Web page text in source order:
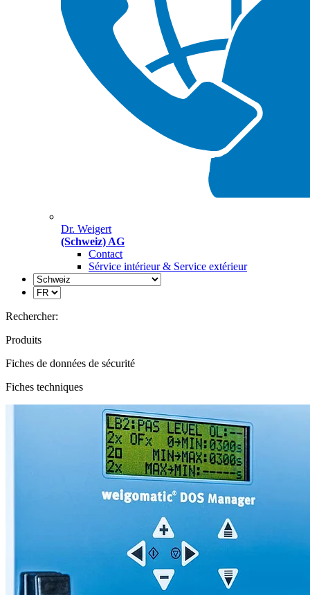
Dr. Weigert
(Schweiz) AG
Contact
Sérvice intérieur & Service extérieur
Rechercher:
Produits
Fiches de données de sécurité
Fiches techniques